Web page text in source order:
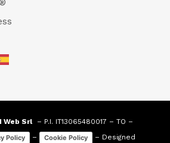
Web Srl– P.I. IT13065480017 – TO –
Policy – Cookie Policy – Designed